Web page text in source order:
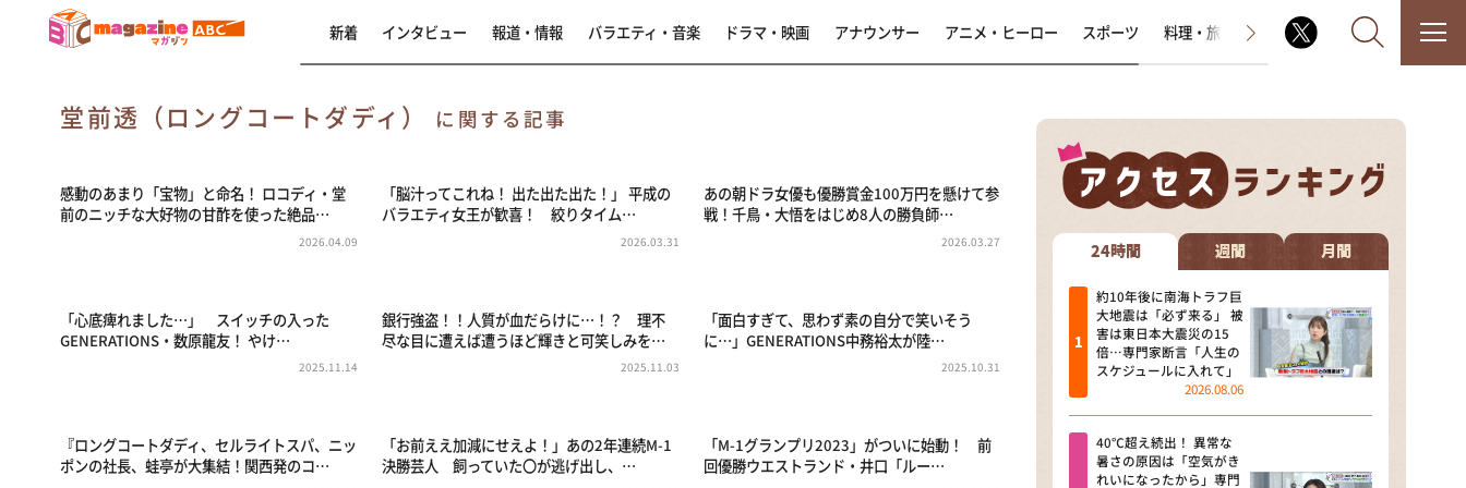
なるみ・岡村の過ぎるTV
相席食堂
これ余談なんですけど・・・
～人生密着トークバラエティ！
～ やすとものいたって真剣です
探偵！ナイトスクープ
news おかえり
新着 インタビュー 報道・情報 バラエティ・音楽 ドラマ・映画 アナウンサー アニメ・ヒーロー スポーツ 料理・旅 ラジオ番組 その他
堂前透（ロングコートダディ） に関する記事
感動のあまり「宝物」と命名！ ロコディ・堂
前のニッチな大好物の甘酢を使った絶品…
2026.04.09
「脳汁ってこれね！ 出た出た出た！」 平成の
バラエティ女王が歓喜！ 絞りタイム…
2026.03.31
あの朝ドラ女優も優勝賞金100万円を懸けて参
戦！千鳥・大悟をはじめ8人の勝負師…
2026.03.27
「心底痺れました…」 スイッチの入った
GENERATIONS・数原龍友！ やけ…
2025.11.14
銀行強盗！！人質が血だらけに…！？ 理不
尽な目に遭えば遭うほど輝きと可笑しみを…
2025.11.03
「面白すぎて、思わず素の自分で笑いそう
に…」GENERATIONS中務裕太が陸…
2025.10.31
『ロングコートダディ、セルライトスパ、ニッ
ポンの社長、蛙亭が大集結！関西発のコ…
「お前ええ加減にせえよ！」あの2年連続M-1
決勝芸人 飼っていた〇が逃げ出し、…
「M-1グランプリ2023」がついに始動！ 前
回優勝ウエストランド・井口「ルー…
24時間 週間 月間
約10年後に南海トラフ巨
大地震は「必ず来る」 被
害は東日本大震災の15
倍…専門家断言「人生の
スケジュールに入れて」
2026.08.06
40℃超え続出！ 異常な
暑さの原因は「空気がき
れいになったから」専門